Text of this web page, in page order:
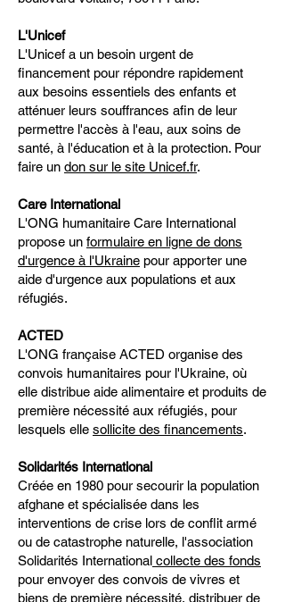
L'Unicef
L'Unicef a un besoin urgent de
financement pour répondre rapidement
aux besoins essentiels des enfants et
atténuer leurs souffrances afin de leur
permettre l'accès à l'eau, aux soins de
santé, à l'éducation et à la protection. Pour
faire un don sur le site Unicef.fr.
Care International
L'ONG humanitaire Care International
propose un formulaire en ligne de dons
d'urgence à l'Ukraine pour apporter une
aide d'urgence aux populations et aux
réfugiés.
ACTED
L'ONG française ACTED organise des
convois humanitaires pour l'Ukraine, où
elle distribue aide alimentaire et produits de
première nécessité aux réfugiés, pour
lesquels elle sollicite des financements.
Solidarités International
Créée en 1980 pour secourir la population
afghane et spécialisée dans les
interventions de crise lors de conflit armé
ou de catastrophe naturelle, l'association
Solidarités International collecte des fonds
pour envoyer des convois de vivres et
biens de première nécessité, distribuer de